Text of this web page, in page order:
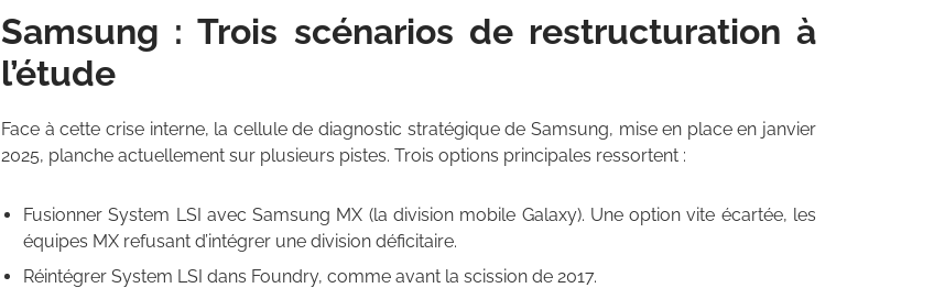
Samsung : Trois scénarios de restructuration à
l’étude
Face à cette crise interne, la cellule de diagnostic stratégique de Samsung, mise en place en janvier
2025, planche actuellement sur plusieurs pistes. Trois options principales ressortent :
Fusionner System LSI avec Samsung MX (la division mobile Galaxy). Une option vite écartée, les
équipes MX refusant d’intégrer une division déficitaire.
Réintégrer System LSI dans Foundry, comme avant la scission de 2017.